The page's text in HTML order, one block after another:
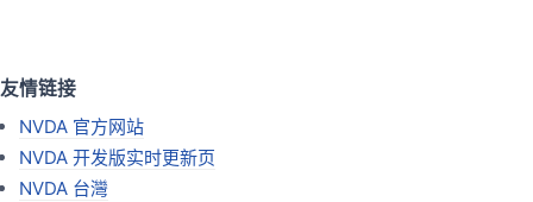
友情链接
NVDA 官方网站
NVDA 开发版实时更新页
NVDA 台灣